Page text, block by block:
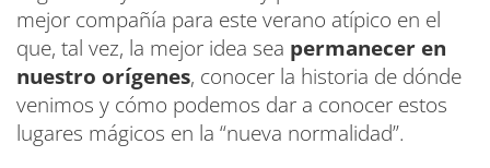
mejor compañía para este verano atípico en el
que, tal vez, la mejor idea sea permanecer en
nuestro orígenes, conocer la historia de dónde
venimos y cómo podemos dar a conocer estos
lugares mágicos en la “nueva normalidad”.